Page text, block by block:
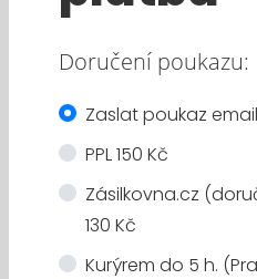
Doručení poukazu:
Zaslat poukaz
PPL 150 Kč
Zásilkovna.cz
130 Kč
Kurýrem do 5 h.